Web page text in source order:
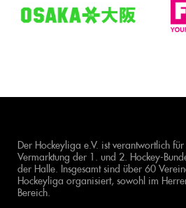
Der Hockeyliga e.V. ist verantwortlich
Vermarktung der 1. und 2. Hockey-
der Halle. Insgesamt sind über 60
Hockeyliga organisiert, sowohl im
Bereich.